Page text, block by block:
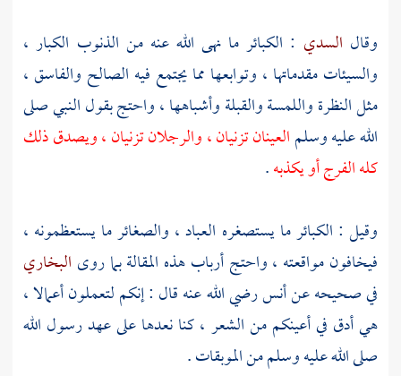
وقال السدي : الكبائر ما نهى الله عنه من الذنوب الكبار ،
والسيئات مقدماتها ، وتوابعها مما يجتمع فيه الصالح والفاسق ،
مثل النظرة واللمسة والقبلة وأشباهها ، واحتج بقول النبي صلى
الله عليه وسلمالعينان تزنيان ، والرجلان تزنيان ، ويصدق ذلك
كله الفرج أو يكذبه.
وقيل : الكبائر ما يستصغره العباد ، والصغائر ما يستعظمونه ،
فيخافون مواقعته ، واحتج أرباب هذه المقالة بما روى البخاري
في صحيحه عنأنسرضي الله عنه قال : إنكم لتعملون أعمالا ،
هي أدق في أعينكم من الشعر ، كنا نعدها على عهد رسول الله
صلى الله عليه وسلم من الموبقات .